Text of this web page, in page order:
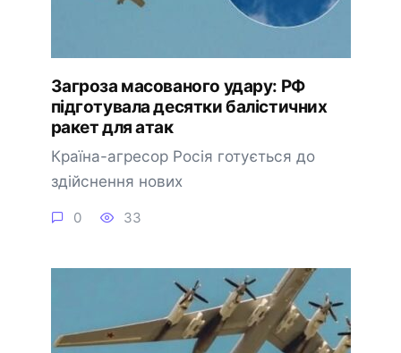
Загроза масованого удару: РФ
підготувала десятки балістичних
ракет для атак
Країна-агресор Росія готується до
здійснення нових
0 33